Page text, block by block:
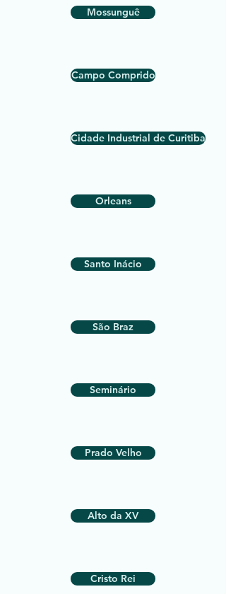
Mossunguê
Campo Comprido
Cidade Industrial de Curitiba
Orleans
Santo Inácio
São Braz
Seminário
Prado Velho
Alto da XV
Cristo Rei